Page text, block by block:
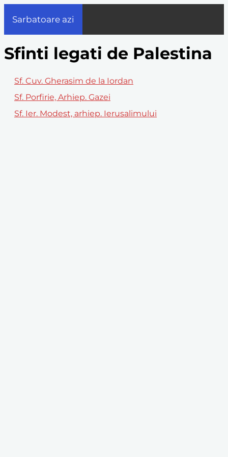
Sarbatoare azi
Sfinti legati de Palestina
Sf. Cuv. Gherasim de la Iordan
Sf. Porfirie, Arhiep. Gazei
Sf. Ier. Modest, arhiep. Ierusalimului